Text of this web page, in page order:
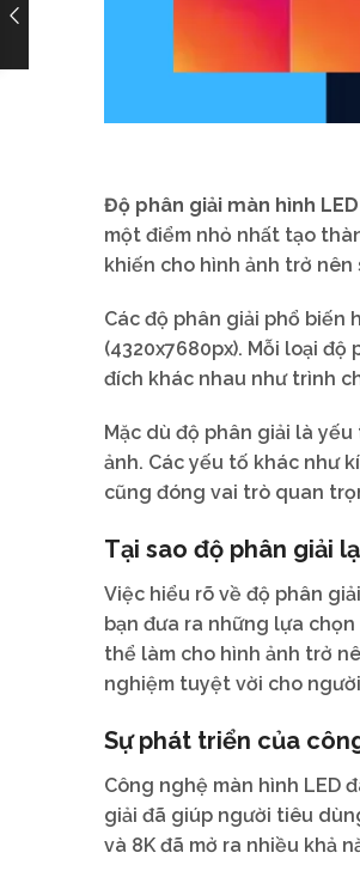
Độ phân giải màn hình LED
một điểm nhỏ nhất tạo
khiến cho hình ảnh trở
Các độ phân giải phổ biến
(4320x7680px). Mỗi loại
đích khác nhau như trình
Mặc dù độ phân giải là
ảnh. Các yếu tố khác như
cũng đóng vai trò quan
Tại sao độ phân giải
Việc hiểu rõ về độ phân
bạn đưa ra những lựa
thể làm cho hình ảnh trở
nghiệm tuyệt vời cho
Sự phát triển của
Công nghệ màn hình LED
giải đã giúp người tiêu
và 8K đã mở ra nhiều khả